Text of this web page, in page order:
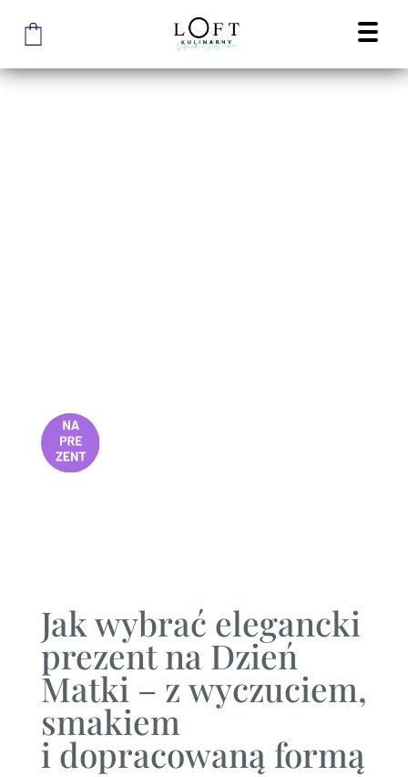
Jak wybrać elegancki
prezent na Dzień
Matki – z wyczuciem,
smakiem
i dopracowaną formą